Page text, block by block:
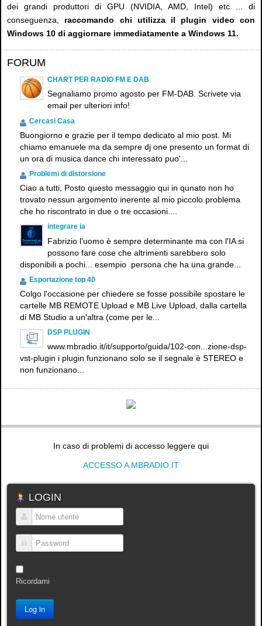
dei grandi produttori di GPU (NVIDIA, AMD, Intel) etc ... di
conseguenza, raccomando chi utilizza il plugin video con
Windows 10 di aggiornare immediatamente a Windows 11.
FORUM
CHART PER RADIO FM E DAB
Segnaliamo promo agosto per FM-DAB. Scrivete via
email per ulteriori info!
Cercasi Casa
Buongiorno e grazie per il tempo dedicato al mio post. Mi
chiamo emanuele ma da sempre dj one presento un format di
un ora di musica dance chi interessato puo'...
Problemi di distorsione
Ciao a tutti, Posto questo messaggio qui in qunato non ho
trovato nessun argomento inerente al mio piccolo problema
che ho riscontrato in due o tre occasioni....
integrare ia
Fabrizio l'uomo è sempre determinante ma con l'IA si
possono fare cose che altrimenti sarebbero solo
disponibili a pochi... esempio persona che ha una grande...
Esportazione top 40
Colgo l'occasione per chiedere se fosse possibile spostare le
cartelle MB REMOTE Upload e MB Live Upload, dalla cartella
di MB Studio a un'altra (come per le...
DSP PLUGIN
www.mbradio.it/it/supporto/guida/102-con...zione-dsp-
vst-plugin i plugin funzionano solo se il segnale è STEREO e
non funzionano...
In caso di problemi di accesso leggere qui
ACCESSO A MBRADIO.IT
LOGIN
Nome utente
Password
Ricordami
Log in